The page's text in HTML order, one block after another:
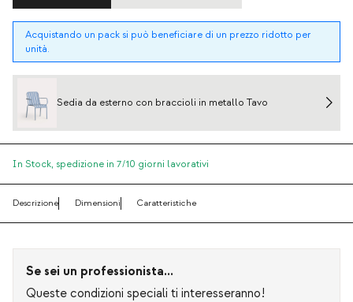
Acquistando un pack si può beneficiare di un prezzo ridotto per
unità.
Sedia da esterno con braccioli in metallo Tavo
In Stock, spedizione in 7/10 giorni lavorativi
Descrizione Dimensioni Caratteristiche
Se sei un professionista...
Queste condizioni speciali ti interesseranno!